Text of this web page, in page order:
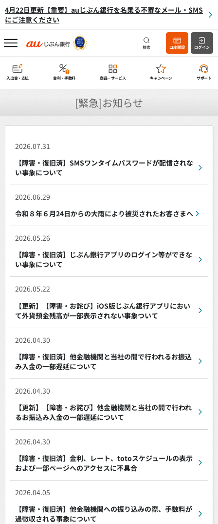
4月22日更新【重要】auじぶん銀行を名乗る不審なメール・SMS
にご注意ください
検索 口座開設 ログイン
入出金・支払 金利・手数料 商品・サービス キャンペーン サポート
[緊急]お知らせ
2026.07.31
【障害・復旧済】SMSワンタイムパスワードが配信されな
い事象について
2026.06.29
令和８年６月24日からの大雨により被災されたお客さまへ
2026.05.26
【障害・復旧済】じぶん銀行アプリのログイン等ができな
い事象について
2026.05.22
【更新】【障害・お詫び】iOS版じぶん銀行アプリにおい
て外貨預金残高が一部表示されない事象ついて
2026.04.30
【障害・復旧済】他金融機関と当社の間で行われるお振込
み入金の一部遅延について
2026.04.30
【更新】【障害・お詫び】他金融機関と当社の間で行われ
るお振込み入金の一部遅延について
2026.04.30
【障害・復旧済】金利、レート、totoスケジュールの表示
および一部ページへのアクセスに不具合
2026.04.05
【障害・復旧済】他金融機関への振り込みの際、手数料が
過徴収される事象について